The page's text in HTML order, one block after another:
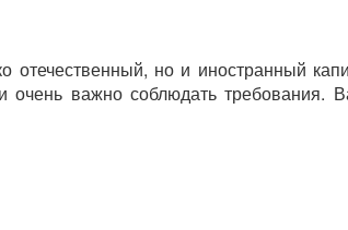
отечественный, но и иностранный
очень важно соблюдать